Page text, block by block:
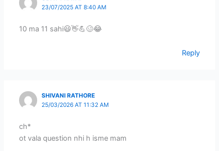
23/07/2025 AT 8:40 AM
10 ma 11 sahi😃👋💪🥴😂
Reply
SHIVANI RATHORE
25/03/2026 AT 11:32 AM
ch*
ot vala question nhi h isme mam